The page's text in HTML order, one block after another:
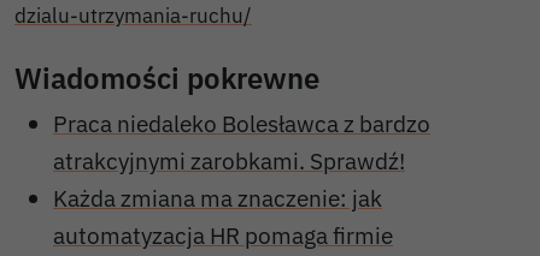
dzialu-utrzymania-ruchu/
Wiadomości pokrewne
Praca niedaleko Bolesławca z bardzo
atrakcyjnymi zarobkami. Sprawdź!
Każda zmiana ma znaczenie: jak
automatyzacja HR pomaga firmie